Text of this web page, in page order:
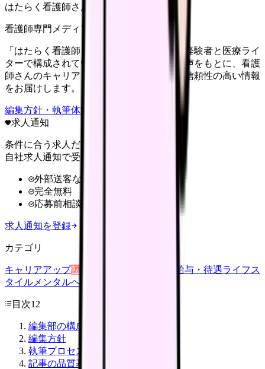
はたらく看護師さん編集部
看護師専門メディア
「はたらく看護師さん」編集部は、看護師経験者と医療ライ
ターで構成されています。現場のリアルな声をもとに、看護
師さんのキャリア・転職・働き方に関する信頼性の高い情報
をお届けします。
編集方針・執筆体制・監修体制を見る
求人通知
条件に合う求人だけ
自社求人通知で受け取る
外部送客なし
完全無料
応募前相談OK
求人通知を登録
カテゴリ
キャリアアップ転職ガイド 給与・待遇ライフス
タイル メンタルヘルス
目次12
編集部の構成
編集方針
執筆プロセス
記事の品質基準